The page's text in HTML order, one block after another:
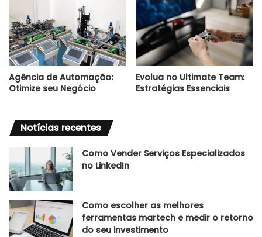
Agência de Automação:
Otimize seu Negócio
Evolua no Ultimate Team:
Estratégias Essenciais
Notícias recentes
Como Vender Serviços Especializados
no LinkedIn
Como escolher as melhores
ferramentas martech e medir o retorno
do seu investimento